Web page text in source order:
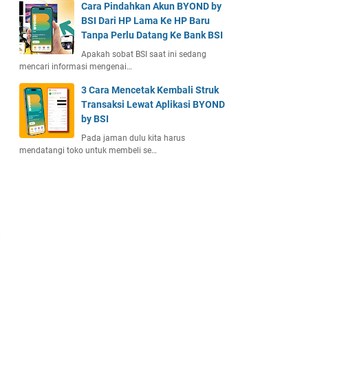
Cara Pindahkan Akun BYOND by
BSI Dari HP Lama Ke HP Baru
Tanpa Perlu Datang Ke Bank BSI
Apakah sobat BSI saat ini sedang
mencari informasi mengenai…
3 Cara Mencetak Kembali Struk
Transaksi Lewat Aplikasi BYOND
by BSI
Pada jaman dulu kita harus
mendatangi toko untuk membeli se…